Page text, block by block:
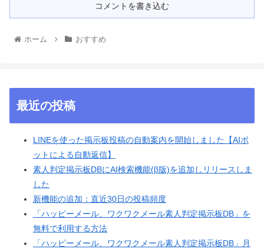
コメントを書き込む
ホーム おすすめ
最近の投稿
LINEを使った掲示板投稿の自動案内を開始しました【AIボ
ットによる自動返信】
素人判定掲示板DBにAI検索機能(β版)を追加しリリースしま
した
新機能の追加：直近30日の投稿頻度
「ハッピーメール、ワクワクメール素人判定掲示板DB」を
無料で利用する方法
「ハッピーメール、ワクワクメール素人判定掲示板DB」月